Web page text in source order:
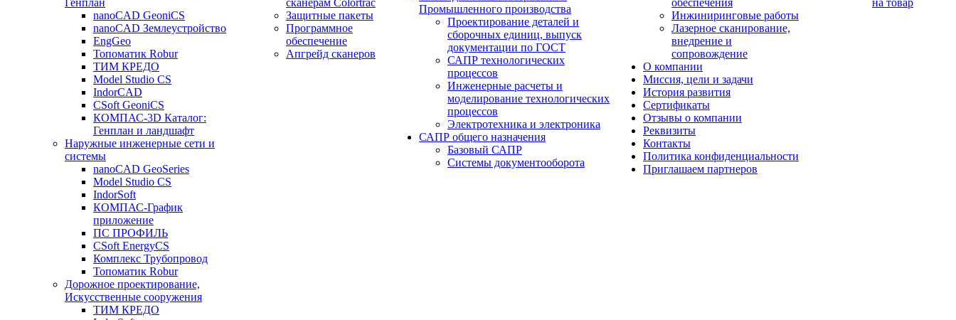
Генплан
nanoCAD GeoniCS
nanoCAD Землеустройство
EngGeo
Топоматик Robur
ТИМ КРЕДО
Model Studio CS
IndorCAD
CSoft GeoniCS
КОМПАС-3D Каталог:
Генплан и ландшафт
Наружные инженерные сети и
системы
nanoCAD GeoSeries
Model Studio CS
IndorSoft
КОМПАС-График
приложение
ПС ПРОФИЛЬ
CSoft EnergyCS
Комплекс Трубопровод
Топоматик Robur
Дорожное проектирование,
Искусственные сооружения
ТИМ КРЕДО
сканерам Colortrac
Защитные пакеты
Программное
обеспечение
Апгрейд сканеров
Промышленного производства
Проектирование деталей и
сборочных единиц, выпуск
документации по ГОСТ
САПР технологических
процессов
Инженерные расчеты и
моделирование технологических
процессов
Электротехника и электроника
САПР общего назначения
Базовый САПР
Системы документооборота
обеспечения
Инжиниринговые работы
Лазерное сканирование,
внедрение и
сопровождение
О компании
Миссия, цели и задачи
История развития
Сертификаты
Отзывы о компании
Реквизиты
Контакты
Политика конфиденциальности
Приглашаем партнеров
на товар